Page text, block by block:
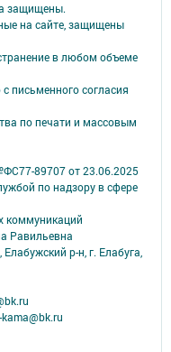
защищены.
на сайте, защищены
в любом объеме
письменного согласия
по печати и массовым
89707 от 23.06.2025
по надзору в сфере
коммуникаций
Равильевна
р-н, г. Елабуга,